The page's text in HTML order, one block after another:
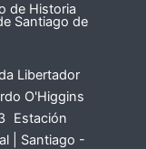
de Historia
Santiago de
Libertador
O'Higgins
Estación
| Santiago -